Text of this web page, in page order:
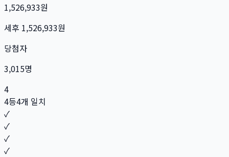
1,526,933원
세후 1,526,933원
당첨자
3,015명
4
4등4개 일치
✓
✓
✓
✓